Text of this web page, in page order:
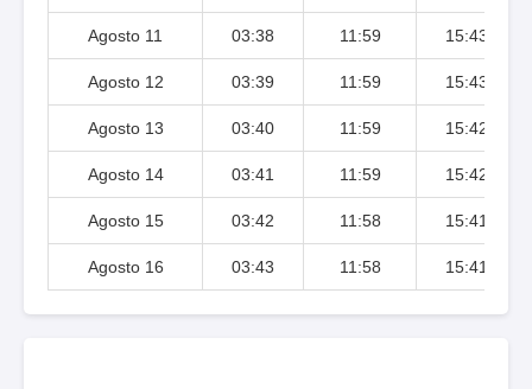
Agosto 11 03:38 11:59 15:43
Agosto 12 03:39 11:59 15:43
Agosto 13 03:40 11:59 15:42
Agosto 14 03:41 11:59 15:42
Agosto 15 03:42 11:58 15:41
Agosto 16 03:43 11:58 15:41